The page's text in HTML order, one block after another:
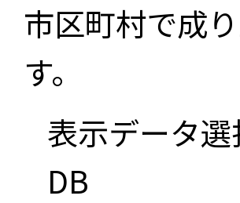
市区町村で成
す。
表示データ選
DB